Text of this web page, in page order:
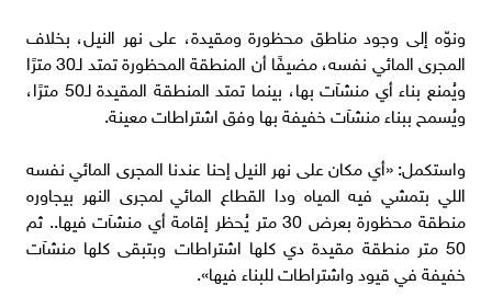
ونوّه إلى وجود مناطق محظورة ومقيدة، على نهر النيل، بخلاف
المجرى المائي نفسه، مضيفًا أن المنطقة المحظورة تمتد لـ30 مترًا
ويُمنع بناء أي منشآت بها، بينما تمتد المنطقة المقيدة لـ50 مترًا،
ويُسمح ببناء منشآت خفيفة بها وفق اشتراطات معينة.
واستكمل: «أي مكان على نهر النيل إحنا عندنا المجرى المائي نفسه
اللي بتمشي فيه المياه ودا القطاع المائي لمجرى النهر بيجاوره
منطقة محظورة بعرض 30 متر يُحظر إقامة أي منشآت فيها.. ثم
50 متر منطقة مقيدة دي كلها اشتراطات وبتبقى كلها منشآت
خفيفة في قيود واشتراطات للبناء فيها».